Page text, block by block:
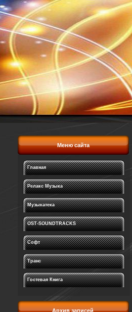
Меню сайта
Главная
Релакс Музыка
Музыкатека
OST-SOUNDTRACKS
Софт
Транс
Гостевая Книга
Архив записей